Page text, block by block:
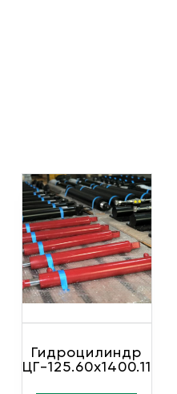
Гидроцилиндр
ЦГ-125.60х1400.11